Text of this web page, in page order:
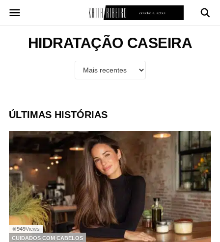
para
conteúdoHIDRATAÇÃO CASEIRA
ÚLTIMAS HISTÓRIAS
◉949Views
CUIDADOS COM CABELOS